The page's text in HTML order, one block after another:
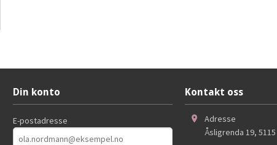
Din konto
E-postadresse
Kontakt oss
Adresse
Åsligrenda 19, 5115